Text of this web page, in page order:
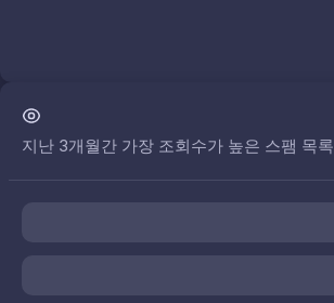
지난 3개월간 가장 조회수가 높은 스팸 목록